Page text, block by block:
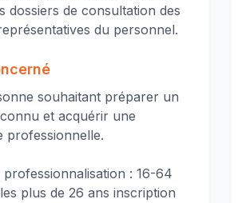
dossiers de consultation des
du personnel.
souhaitant préparer un
et acquérir une
professionnelle.
: 16-64
plus de 26 ans inscription